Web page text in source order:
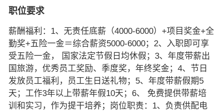
职位要求
薪酬福利：1、无责任底薪（4000-6000）+项目奖金+全
勤奖+五险一金＝综合薪资5000-6000；2、入职即可享
受五险一金， 国家法定节假日均休假；3、年度带薪出
国旅游，优秀员工奖励、季度奖，年终奖金；4、节日
发放员工福利，员工生日送礼物；5、年度带薪假期5
天；工作3年以上带薪年假10天；6、 免费提供带薪培
训和实习，作为提干培养；岗位职责：1、负责供配电